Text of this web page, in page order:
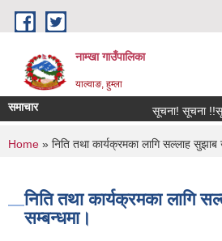
Skip to main content
नाम्खा गाउँपालिका
याल्वाङ, हुम्ला
समाचार सूचना! सूचना
You are here
Home » निति तथा कार्यक्रमका लागि सल्लाह सुझाब
निति तथा कार्यक्रमका लागि
सम्बन्धमा।